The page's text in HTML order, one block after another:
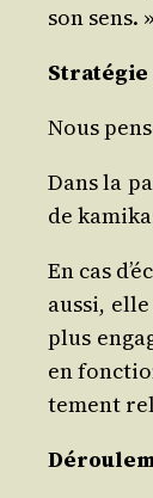
son sens.
Stra­té­gie
Nous
Dans la
de
En cas
aus­si,
plus
en
te­ment